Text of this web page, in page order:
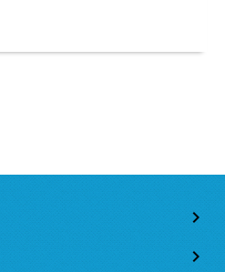
keyboard_arrow_right
keyboard_arrow_right